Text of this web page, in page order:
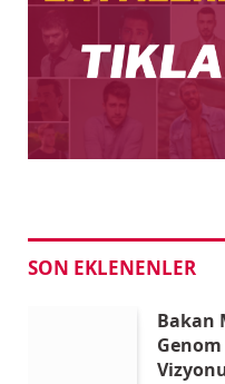
SON EKLENENLER
Bakan